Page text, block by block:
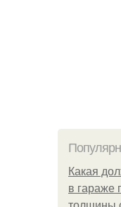
Какая
в гараже